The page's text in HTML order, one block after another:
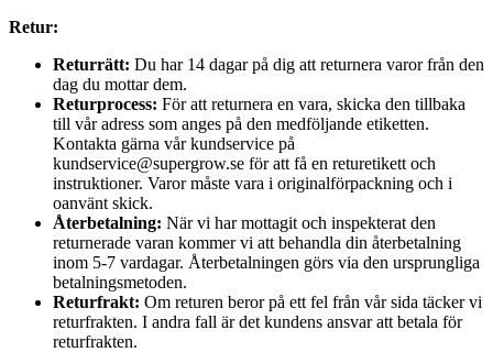
Retur:
Returrätt: Du har 14 dagar på dig att returnera varor från den
dag du mottar dem.
Returprocess: För att returnera en vara, skicka den tillbaka
till vår adress som anges på den medföljande etiketten.
Kontakta gärna vår kundservice på
kundservice@supergrow.se för att få en returetikett och
instruktioner. Varor måste vara i originalförpackning och i
oanvänt skick.
Återbetalning: När vi har mottagit och inspekterat den
returnerade varan kommer vi att behandla din återbetalning
inom 5-7 vardagar. Återbetalningen görs via den ursprungliga
betalningsmetoden.
Returfrakt: Om returen beror på ett fel från vår sida täcker vi
returfrakten. I andra fall är det kundens ansvar att betala för
returfrakten.